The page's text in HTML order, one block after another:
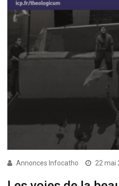
Annonces Infocatho 22 mai